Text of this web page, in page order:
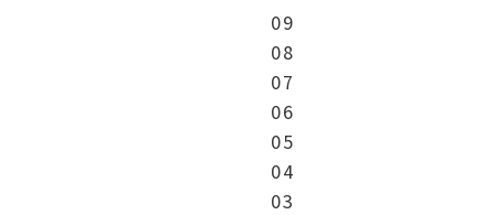
09
08
07
06
05
04
03